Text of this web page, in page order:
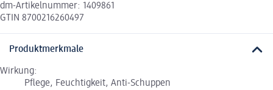
dm-Artikelnummer: 1409861
GTIN 8700216260497
Produktmerkmale
Wirkung:
Pflege, Feuchtigkeit, Anti-Schuppen